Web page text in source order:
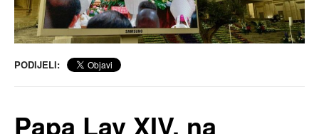
PODIJELI:
Papa Lav XIV. na